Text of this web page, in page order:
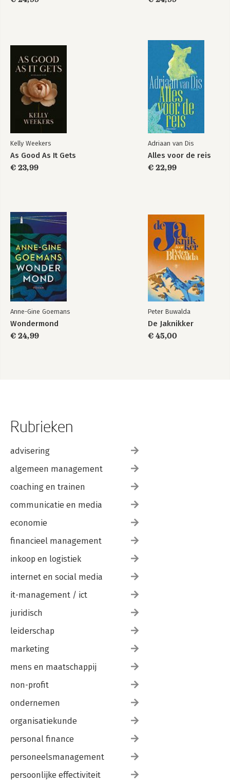
Kelly Weekers
As Good As It Gets
€ 23,99
Adriaan van Dis
Alles voor de reis
€ 22,99
Anne-Gine Goemans
Wondermond
€ 24,99
Peter Buwalda
De Jaknikker
€ 45,00
Rubrieken
advisering
algemeen management
coaching en trainen
communicatie en media
economie
financieel management
inkoop en logistiek
internet en social media
it-management / ict
juridisch
leiderschap
marketing
mens en maatschappij
non-profit
ondernemen
organisatiekunde
personal finance
personeelsmanagement
persoonlijke effectiviteit